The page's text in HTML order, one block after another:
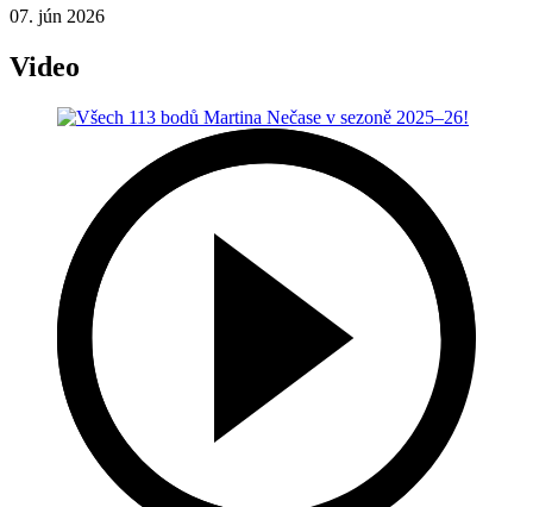
07. jún 2026
Video